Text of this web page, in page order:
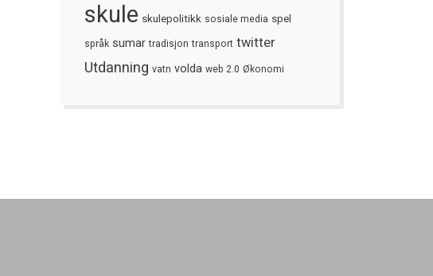
skule skulepolitikk sosiale media spel
språk sumar tradisjon transport twitter
Utdanning vatn volda web 2.0 Økonomi